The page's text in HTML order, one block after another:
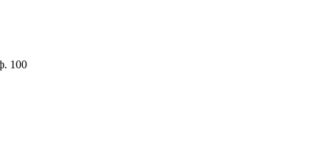
100